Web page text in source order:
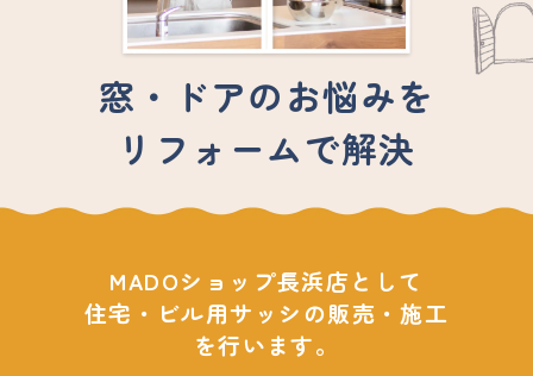
窓・ドアのお悩みを
リフォームで解決
MADOショップ長浜店として
住宅・ビル用サッシの販売・施工
を行います。